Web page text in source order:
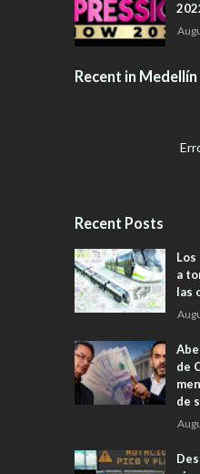
Recent in Medellín
Recent Posts
a
las
de
de